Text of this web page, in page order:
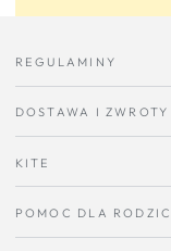
REGULAMINY
DOSTAWA I ZWROTY
KITE
POMOC DLA